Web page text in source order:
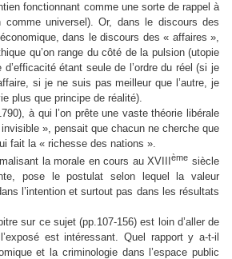
fonctionnant comme une sorte de rappel à
comme universel). Or, dans le discours des
dans le discours des « affaires »,
qu’on range du côté de la pulsion (utopie
d’efficacité étant seule de l’ordre du réel (si je
si je ne suis pas meilleur que l’autre, je
plus que principe de réalité).
à qui l’on prête une vaste théorie libérale
», pensait que chacun ne cherche que
fait la « richesse des nations ».
la morale en cours au XVIIIème siècle
pose le postulat selon lequel la valeur
l’intention et surtout pas dans les résultats
sur ce sujet (pp.107-156) est loin d’aller de
est intéressant. Quel rapport y a-t-il
et la criminologie dans l’espace public